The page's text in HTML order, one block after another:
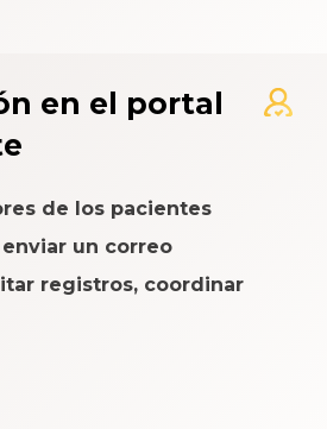
en el portal
de los pacientes
un correo
registros, coordinar